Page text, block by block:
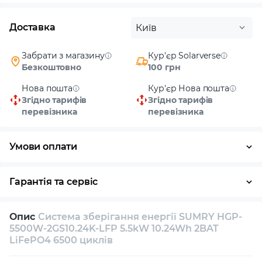
Доставка Київ
Забрати з магазину
Безкоштовно
Кур'єр Solarverse
100 грн
Нова пошта
Згідно тарифів
перевізника
Кур'єр Нова пошта
Згідно тарифів
перевізника
Умови оплати
Гарантія та сервіс
Власний сервісний центр Технічна підтримка
Консультація
Опис Система зберігання енергії SUMRY HGP-
5500W-2GS10.24K-LFP 5.5kW 10.24Wh 2BAT
LiFePO4 6500 циклів